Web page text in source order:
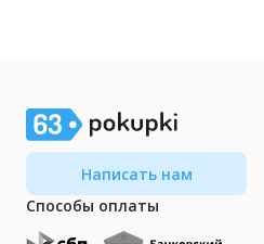
Написать нам
Способы оплаты